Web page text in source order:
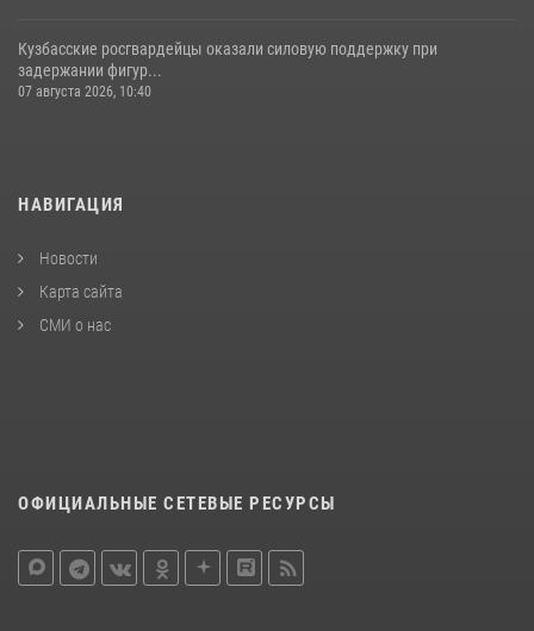
Кузбасские росгвардейцы оказали силовую поддержку при
задержании фигур...
07 августа 2026, 10:40
НАВИГАЦИЯ
Новости
Карта сайта
СМИ о нас
ОФИЦИАЛЬНЫЕ СЕТЕВЫЕ РЕСУРСЫ